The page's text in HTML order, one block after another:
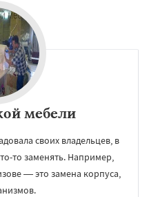
мебели
своих владельцев, в
то заменять. Например,
— это замена корпуса,